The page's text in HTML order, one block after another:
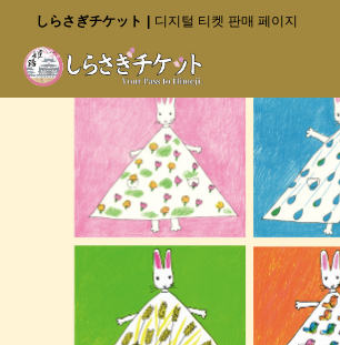
しらさぎチケット 디지털 티켓 판매 페이지
특가 티켓 (특설 사이트로 이동)
히메지 문학관